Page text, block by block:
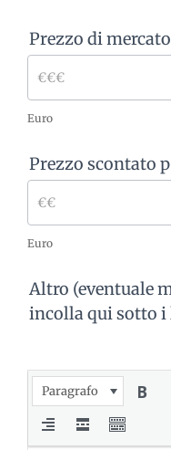
Prezzo di
Euro
Prezzo scontato
Euro
Altro (eventuale
incolla qui sotto
Paragrafo